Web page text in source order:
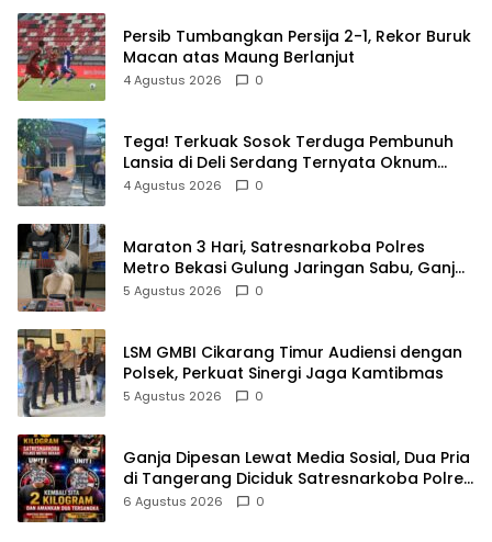
Persib Tumbangkan Persija 2-1, Rekor Buruk
Macan atas Maung Berlanjut
4 Agustus 2026 0
Tega! Terkuak Sosok Terduga Pembunuh
Lansia di Deli Serdang Ternyata Oknum
Polisi Tetangga Korban
4 Agustus 2026 0
Maraton 3 Hari, Satresnarkoba Polres
Metro Bekasi Gulung Jaringan Sabu, Ganja,
dan Tramadol
5 Agustus 2026 0
LSM GMBI Cikarang Timur Audiensi dengan
Polsek, Perkuat Sinergi Jaga Kamtibmas
5 Agustus 2026 0
Ganja Dipesan Lewat Media Sosial, Dua Pria
di Tangerang Diciduk Satresnarkoba Polres
Metro Bekasi
6 Agustus 2026 0